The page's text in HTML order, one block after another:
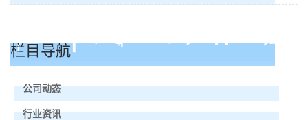
栏目导航
公司动态
行业资讯